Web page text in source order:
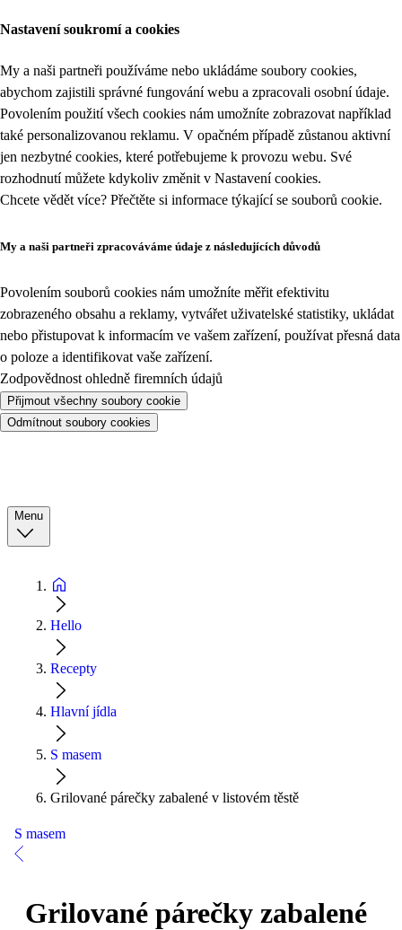
Nastavení soukromí a cookies
My a naši partneři používáme nebo ukládáme soubory cookies,
abychom zajistili správné fungování webu a zpracovali osobní údaje.
Povolením použití všech cookies nám umožníte zobrazovat například
také personalizovanou reklamu. V opačném případě zůstanou aktivní
jen nezbytné cookies, které potřebujeme k provozu webu. Své
rozhodnutí můžete kdykoliv změnit v Nastavení cookies.
Chcete vědět více? Přečtěte si informace týkající se souborů cookie.
My a naši partneři zpracováváme údaje z následujících důvodů
Povolením souborů cookies nám umožníte měřit efektivitu
zobrazeného obsahu a reklamy, vytvářet uživatelské statistiky, ukládat
nebo přistupovat k informacím ve vašem zařízení, používat přesná data
o poloze a identifikovat vaše zařízení.
Zodpovědnost ohledně firemních údajů
Přijmout všechny soubory cookie
Odmítnout soubory cookies
Menu
Hello
Recepty
Hlavní jídla
S masem
Grilované párečky zabalené v listovém těstě
S masem
Grilované párečky zabalené